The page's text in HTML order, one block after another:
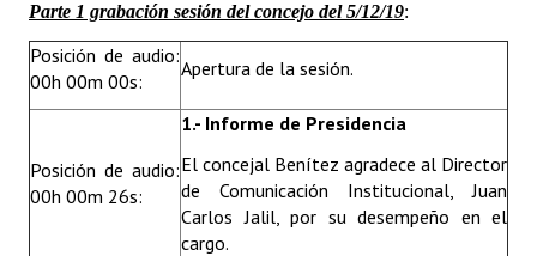
Audiencias Públicas - Registro
Mujeres que Dejaron Huellas - Registro
Ciudadano Ilustre - Registro
Banca del Vecino - Registro
Parte 1 grabación sesión del concejo del 5/12/19:
Posición de audio:
00h 00m 00s:
Apertura de la sesión.
Posición de audio:
00h 00m 26s:
1.- Informe de Presidencia
El concejal Benítez agradece al Director
de Comunicación Institucional, Juan
Carlos Jalil, por su desempeño en el
cargo.